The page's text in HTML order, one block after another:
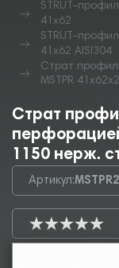
STRUT-
41х62
STRUT-
41х62 AISI304
Страт
MSTPR
Страт
1150 нерж.
Артикул: